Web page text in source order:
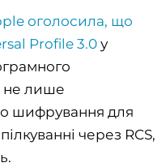
оголосила, що
Profile 3.0 у
не лише
шифрування для
через RCS,